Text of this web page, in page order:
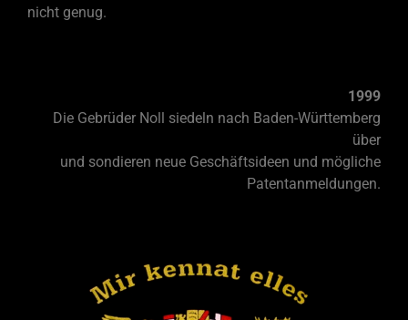
nicht genug.
1999
Die Gebrüder Noll siedeln nach Baden-Württemberg
über
und sondieren neue Geschäftsideen und mögliche
Patentanmeldungen.